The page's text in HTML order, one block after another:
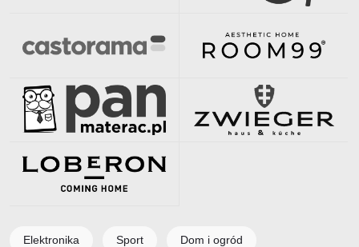
Elektronika Sport Dom i ogród